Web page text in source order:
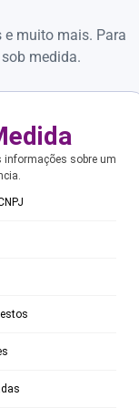
muito mais. Para
medida.
sobre um